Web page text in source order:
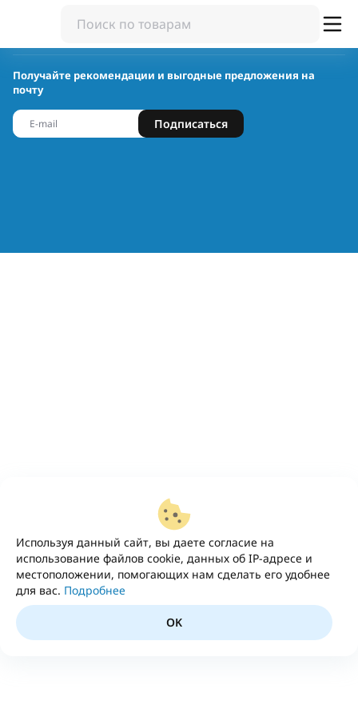
Используя данный сайт, вы даете согласие на
использование файлов cookie, данных об IP-адресе и
местоположении, помогающих нам сделать его удобнее
для вас. Подробнее
OK
Получайте рекомендации и выгодные предложения на
почту
Подписаться